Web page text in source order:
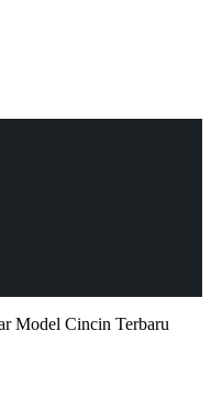
Model Cincin Terbaru